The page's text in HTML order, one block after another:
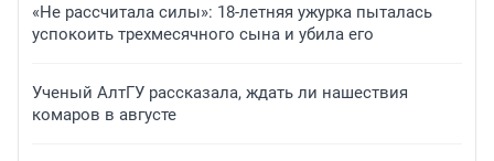
«Не рассчитала силы»: 18-летняя ужурка пыталась
успокоить трехмесячного сына и убила его
Ученый АлтГУ рассказала, ждать ли нашествия
комаров в августе